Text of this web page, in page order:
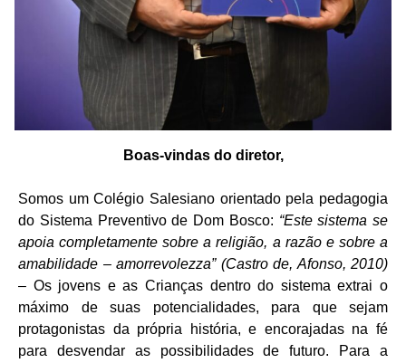
Boas-vindas do diretor,
Somos um Colégio Salesiano orientado pela pedagogia
do Sistema Preventivo de Dom Bosco: “Este sistema se
apoia completamente sobre a religião, a razão e sobre a
amabilidade – amorrevolezza” (Castro de, Afonso, 2010)
– Os jovens e as Crianças dentro do sistema extrai o
máximo de suas potencialidades, para que sejam
protagonistas da própria história, e encorajadas na fé
para desvendar as possibilidades de futuro. Para a